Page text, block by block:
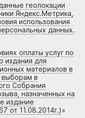
геолокации
Яндекс.Метрика,
использования
данных.
оплаты услуг по
издания для
материалов в
выборам в
Собрания
назначенных на
издание
от 11.08.2014г.)»